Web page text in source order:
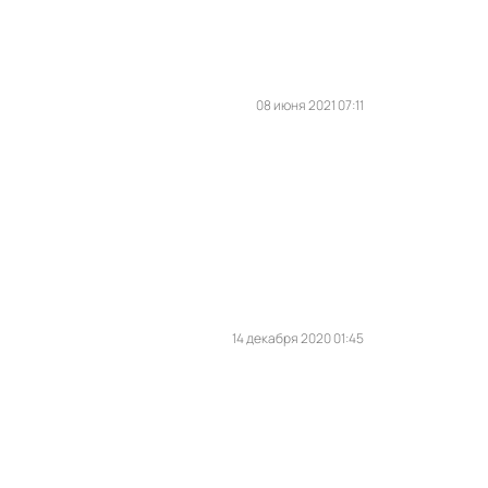
08 июня 2021 07:11
14 декабря 2020 01:45